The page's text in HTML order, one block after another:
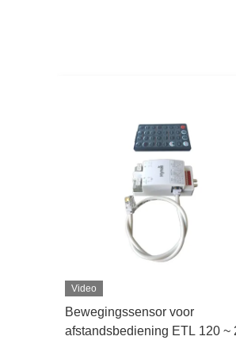
Video
Bewegingssensor voor
afstandsbediening ETL 120 ~